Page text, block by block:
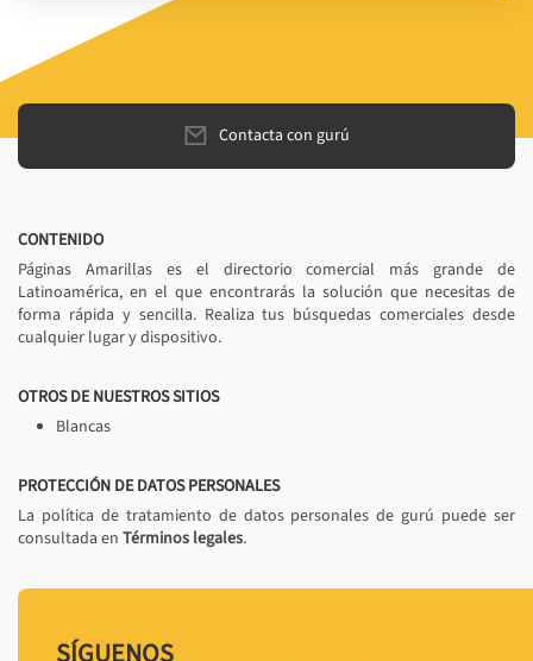
Contacta con gurú
CONTENIDO
Páginas Amarillas es el directorio comercial más grande de
Latinoamérica, en el que encontrarás la solución que necesitas de
forma rápida y sencilla. Realiza tus búsquedas comerciales desde
cualquier lugar y dispositivo.
OTROS DE NUESTROS SITIOS
Blancas
PROTECCIÓN DE DATOS PERSONALES
La política de tratamiento de datos personales de gurú puede ser
consultada en Términos legales.